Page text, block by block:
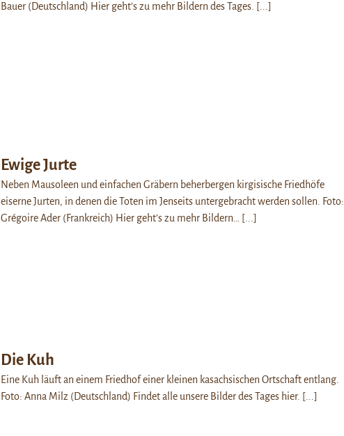
Bauer (Deutschland) Hier geht’s zu mehr Bildern des Tages. [...]
Ewige Jurte
Neben Mausoleen und einfachen Gräbern beherbergen kirgisische Friedhöfe
eiserne Jurten, in denen die Toten im Jenseits untergebracht werden sollen. Foto:
Grégoire Ader (Frankreich) Hier geht’s zu mehr Bildern…
[...]
Die Kuh
Eine Kuh läuft an einem Friedhof einer kleinen kasachsischen Ortschaft entlang.
Foto: Anna Milz (Deutschland) Findet alle unsere Bilder des Tages hier. [...]